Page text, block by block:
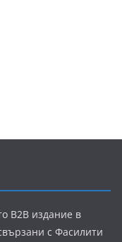
B2B издание в
с Фасилити